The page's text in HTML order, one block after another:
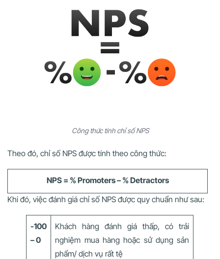
Công thức tính chỉ số NPS
Theo đó, chỉ số NPS được tính theo công thức:
NPS = % Promoters – % Detractors
Khi đó, việc đánh giá chỉ số NPS được quy chuẩn như sau:
-100
– 0
Khách hàng đánh giá thấp, có trải
nghiệm mua hàng hoặc sử dụng sản
phẩm/ dịch vụ rất tệ